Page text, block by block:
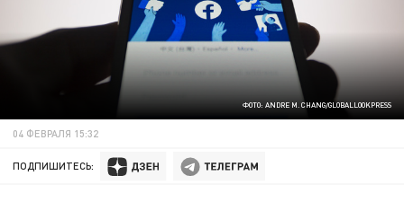
ФОТО: ANDRE M. CHANG/GLOBALLOOKPRESS
04 ФЕВРАЛЯ 15:32
ПОДПИШИТЕСЬ: